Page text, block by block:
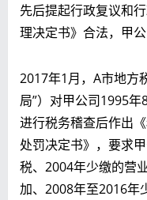
先后提起行政复议和
理决定书》合法，甲
2017年1月，A市地方
局”）对甲公司1995
进行税务稽查后作出
处罚决定书》，要求
税、2004年少缴的营
加、2008年至2016年